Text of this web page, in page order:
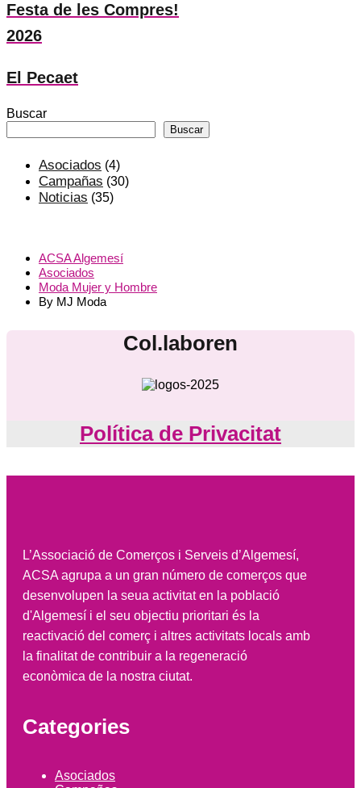
Festa de les Compres!
2026
El Pecaet
Buscar
Buscar
Asociados (4)
Campañas (30)
Noticias (35)
ACSA Algemesí
Asociados
Moda Mujer y Hombre
By MJ Moda
Col.laboren
Política de Privacitat
L’Associació de Comerços i Serveis d’Algemesí,
ACSA agrupa a un gran número de comerços que
desenvolupen la seua activitat en la població
d'Algemesí i el seu objectiu prioritari és la
reactivació del comerç i altres activitats locals amb
la finalitat de contribuir a la regeneració
econòmica de la nostra ciutat.
Categories
Asociados